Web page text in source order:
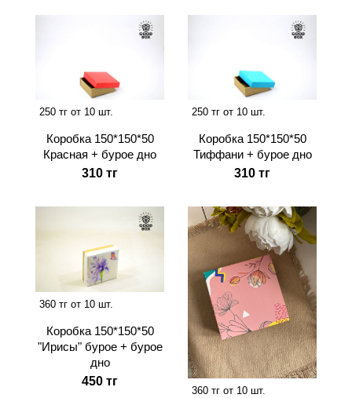
250 тг от 10 шт.
Коробка 150*150*50
Красная + бурое дно
310 тг
250 тг от 10 шт.
Коробка 150*150*50
Тиффани + бурое дно
310 тг
360 тг от 10 шт.
Коробка 150*150*50
"Ирисы" бурое + бурое
дно
450 тг
360 тг от 10 шт.